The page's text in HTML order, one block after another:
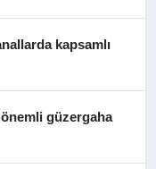
kapsamlı
önemli güzergaha